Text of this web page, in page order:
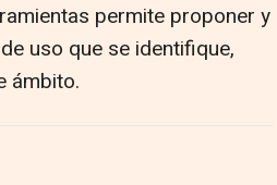
permite proponer y
uso que se identifique,
ámbito.